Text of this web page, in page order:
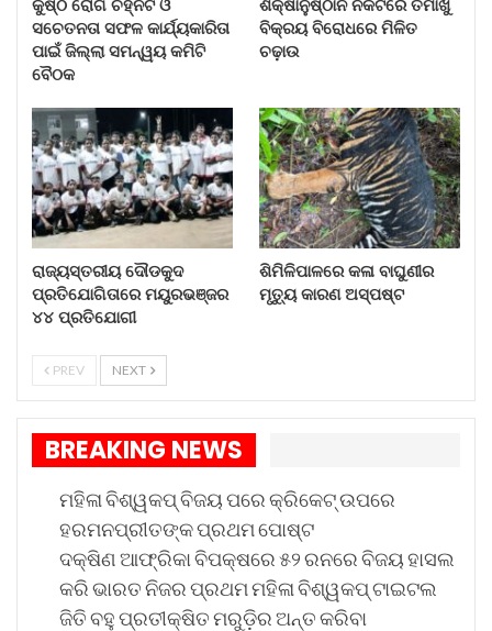
ସହିତ ତାଙ୍କର ଶକ୍ତି ହରାଇ ବସିଥିଲେ ।
କୁଷ୍ଠ ରୋଗ ଚିହ୍ନଟ ଓ
ସଚେତନତା ସଫଳ କାର୍ଯ୍ୟକାରିତା
ପାଇଁ ଜିଲ୍ଲା ସମନ୍ୱୟ କମିଟି
ବୈଠକ
ଶିକ୍ଷାନୁଷ୍ଠାନ ନିକଟରେ ତମାଖୁ
ବିକ୍ରୟ ବିରୋଧରେ ମିଳିତ
ଚଢ଼ାଉ
ରାଜ୍ୟସ୍ତରୀୟ ଦୌଡକୁଦ
ପ୍ରତିଯୋଗିତାରେ ମୟୁରଭଞ୍ଜର
୪୪ ପ୍ରତିଯୋଗୀ
ଶିମିଳିପାଳରେ କଳା ବାଘୁଣୀର
ମୃତ୍ୟୁ କାରଣ ଅସ୍ପଷ୍ଟ
PREV NEXT
BREAKING NEWS
ମହିଳା ବିଶ୍ୱକପ୍ ବିଜୟ ପରେ କ୍ରିକେଟ୍ ଉପରେ
ହରମନପ୍ରୀତଙ୍କ ପ୍ରଥମ ପୋଷ୍ଟ
ଦକ୍ଷିଣ ଆଫ୍ରିକା ବିପକ୍ଷରେ ୫୨ ରନରେ ବିଜୟ ହାସଲ
କରି ଭାରତ ନିଜର ପ୍ରଥମ ମହିଳା ବିଶ୍ୱକପ୍ ଟାଇଟଲ
ଜିତି ବହୁ ପ୍ରତୀକ୍ଷିତ ମରୁଡ଼ିର ଅନ୍ତ କରିବା